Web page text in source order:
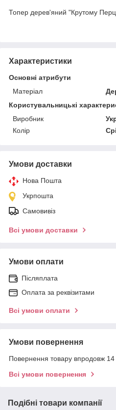
Топер дерев'яний "Крутому
Характеристики
Основні атрибути
Матеріал
Користувальницькі
Виробник
Колір
Умови доставки
Нова Пошта
Укрпошта
Самовивіз
Всі умови доставки
Умови оплати
Післяплата
Оплата за реквізитами
Всі умови оплати
Умови повернення
Повернення товару впродовж 14
Всі умови повернення
Подібні товари компанії